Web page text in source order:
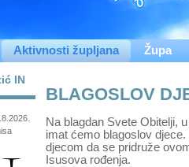
Aktivnosti župljana Župa
IN
BLAGOSLOV
Na blagdan Svete Obitelji,
imat ćemo blagoslov
djecom da se pridruže
Isusova rođenja.